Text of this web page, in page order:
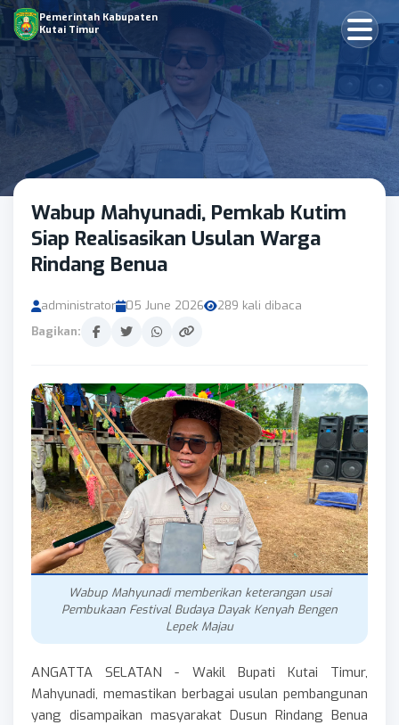
Pemerintah Kabupaten
Kutai Timur
Wabup Mahyunadi, Pemkab Kutim
Siap Realisasikan Usulan Warga
Rindang Benua
administrator 05 June 2026
289 kali dibaca
Bagikan:
Wabup Mahyunadi memberikan keterangan usai
Pembukaan Festival Budaya Dayak Kenyah Bengen
Lepek Majau
ANGATTA SELATAN - Wakil Bupati Kutai Timur,
Mahyunadi, memastikan berbagai usulan pembangunan
yang disampaikan masyarakat Dusun Rindang Benua